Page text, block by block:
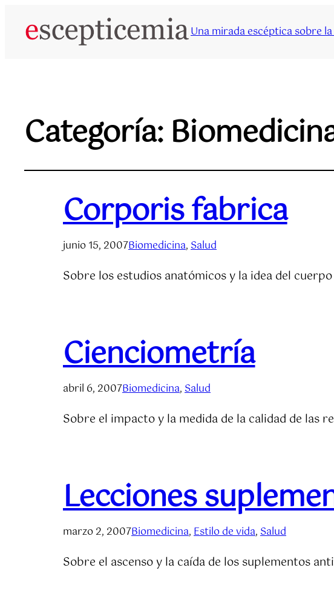
Una mirada escéptica sobre
Categoría:
Corporis fabrica
junio 15, 2007Biomedicina, Salud
Sobre los estudios anatómicos y la idea del
Cienciometría
abril 6, 2007Biomedicina, Salud
Sobre el impacto y la medida de la calidad de las
Lecciones
marzo 2, 2007Biomedicina, Estilo de vida, Salud
Sobre el ascenso y la caída de los suplementos